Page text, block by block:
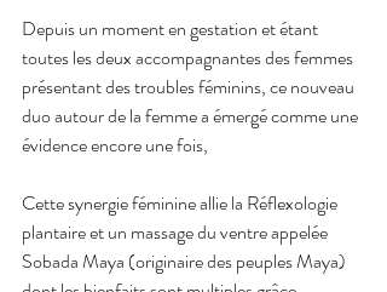
Depuis un moment en gestation et étant
toutes les deux accompagnantes des femmes
présentant des troubles féminins, ce nouveau
duo autour de la femme a émergé comme une
évidence encore une fois,
Cette synergie féminine allie la Réflexologie
plantaire et un massage du ventre appelée
Sobada Maya (originaire des peuples Maya)